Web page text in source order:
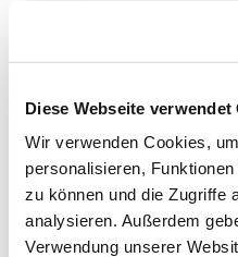
Diese Webseite verwendet
Wir verwenden Cookies,
personalisieren,
zu können und die Zugriffe
analysieren. Außerdem
Verwendung unserer